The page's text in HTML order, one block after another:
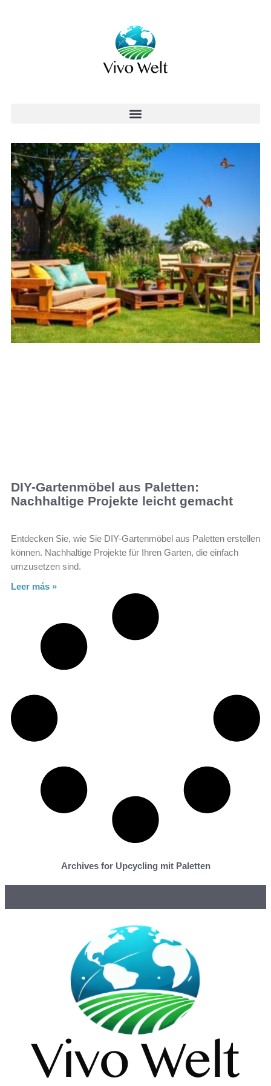
DIY-Gartenmöbel aus Paletten:
Nachhaltige Projekte leicht gemacht
Entdecken Sie, wie Sie DIY-Gartenmöbel aus Paletten erstellen
können. Nachhaltige Projekte für Ihren Garten, die einfach
umzusetzen sind.
Leer más »
Archives for Upcycling mit Paletten